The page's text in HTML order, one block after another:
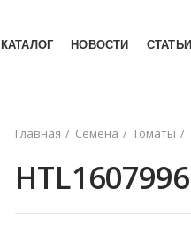
КАТАЛОГ НОВОСТИ СТАТЬИ
Главная Семена Томаты
HTL1607996